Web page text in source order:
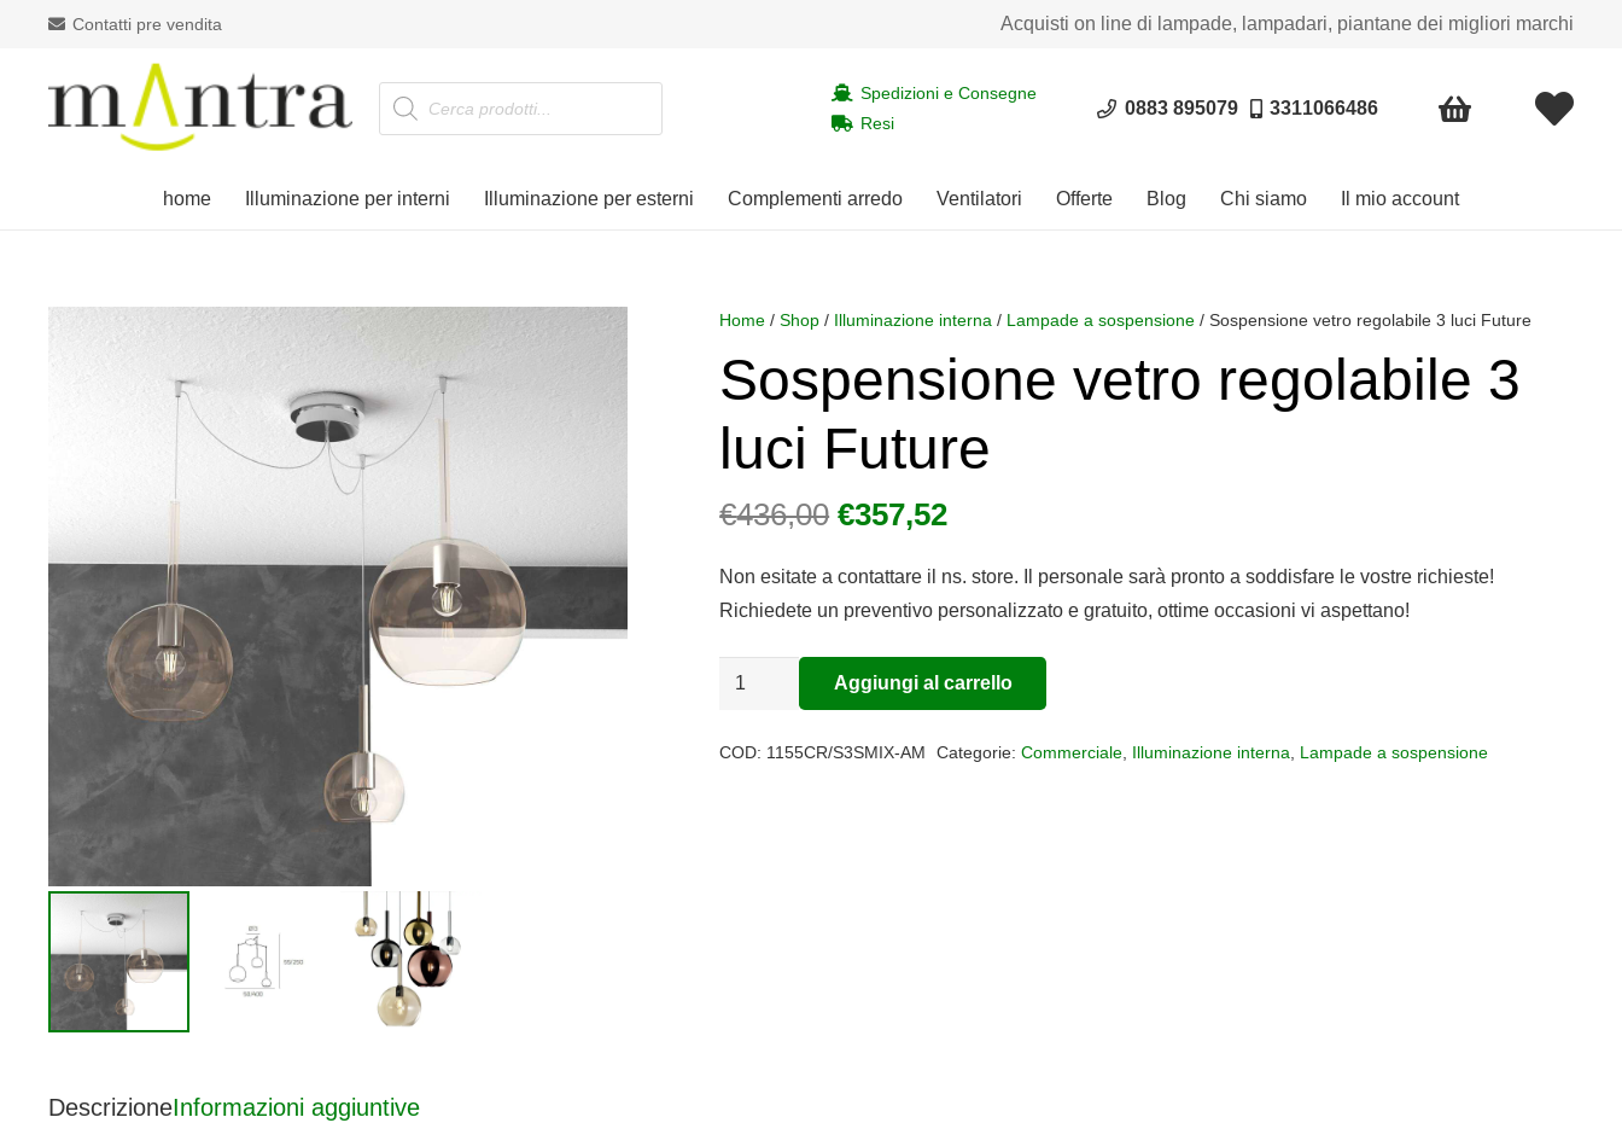
Contatti pre vendita Acquisti on line di lampade, lampadari, piantane dei migliori marchi
Products
search
Spedizioni e Consegne
Resi
0883 895079 3311066486
home Illuminazione per interni Illuminazione per esterni Complementi arredo Ventilatori Offerte Blog Chi siamo Il mio account
Home /Shop / Illuminazione interna / Lampade a sospensione / Sospensione vetro regolabile 3 luci Future
Sospensione vetro regolabile 3
luci Future
€436,00 Il
originale
era:
€357,52Il
attuale
è:
Non esitate a contattare il ns. store. Il personale sarà pronto a soddisfare le vostre richieste!
Richiedete un preventivo personalizzato e gratuito, ottime occasioni vi aspettano!
Sospensione
Aggiungi al carrello
COD: 1155CR/S3SMIX-AM Categorie: Commerciale, Illuminazione interna, Lampade a sospensione
DescrizioneInformazioni aggiuntive